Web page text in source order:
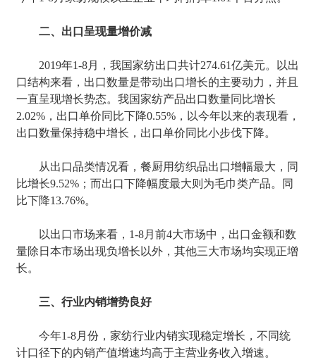
二、出口呈现量增价减
2019年1-8月，我国家纺出口共计274.61亿美元。以出
口结构来看，出口数量是带动出口增长的主要动力，并且
一直呈现增长势态。我国家纺产品出口数量同比增长
2.02%，出口单价同比下降0.55%，以今年以来的表现看，
出口数量保持稳中增长，出口单价同比小步伐下降。
从出口品类情况看，餐厨用纺织品出口增幅最大，同
比增长9.52%；而出口下降幅度最大则为毛巾类产品。同
比下降13.76%。
以出口市场来看，1-8月前4大市场中，出口金额和数
量除日本市场出现负增长以外，其他三大市场均实现正增
长。
三、行业内销增势良好
今年1-8月份，家纺行业内销实现稳定增长，不同统
计口径下的内销产值增速均高于主营业务收入增速。